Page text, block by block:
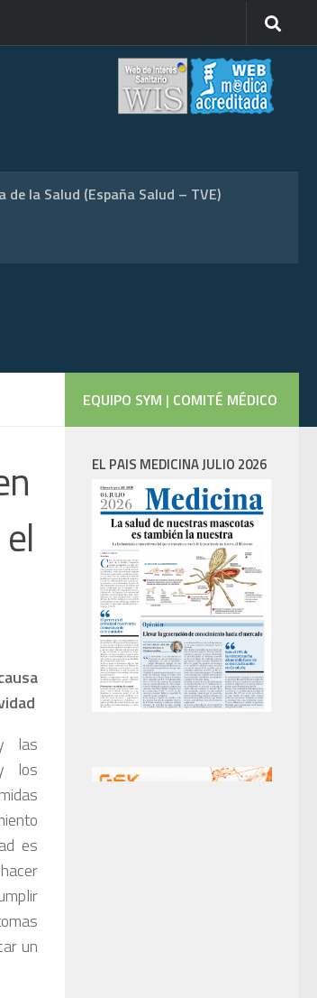
de la Salud (España Salud – TVE)
las
los
es
un
EQUIPO SYM | COMITÉ MÉDICO
EL PAIS MEDICINA JULIO 2026